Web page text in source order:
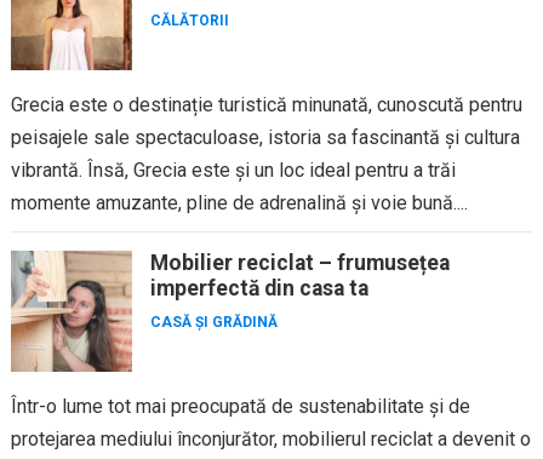
CĂLĂTORII
Grecia este o destinație turistică minunată, cunoscută pentru
peisajele sale spectaculoase, istoria sa fascinantă și cultura
vibrantă. Însă, Grecia este și un loc ideal pentru a trăi
momente amuzante, pline de adrenalină și voie bună....
Mobilier reciclat – frumusețea
imperfectă din casa ta
CASĂ ȘI GRĂDINĂ
Într-o lume tot mai preocupată de sustenabilitate și de
protejarea mediului înconjurător, mobilierul reciclat a devenit o